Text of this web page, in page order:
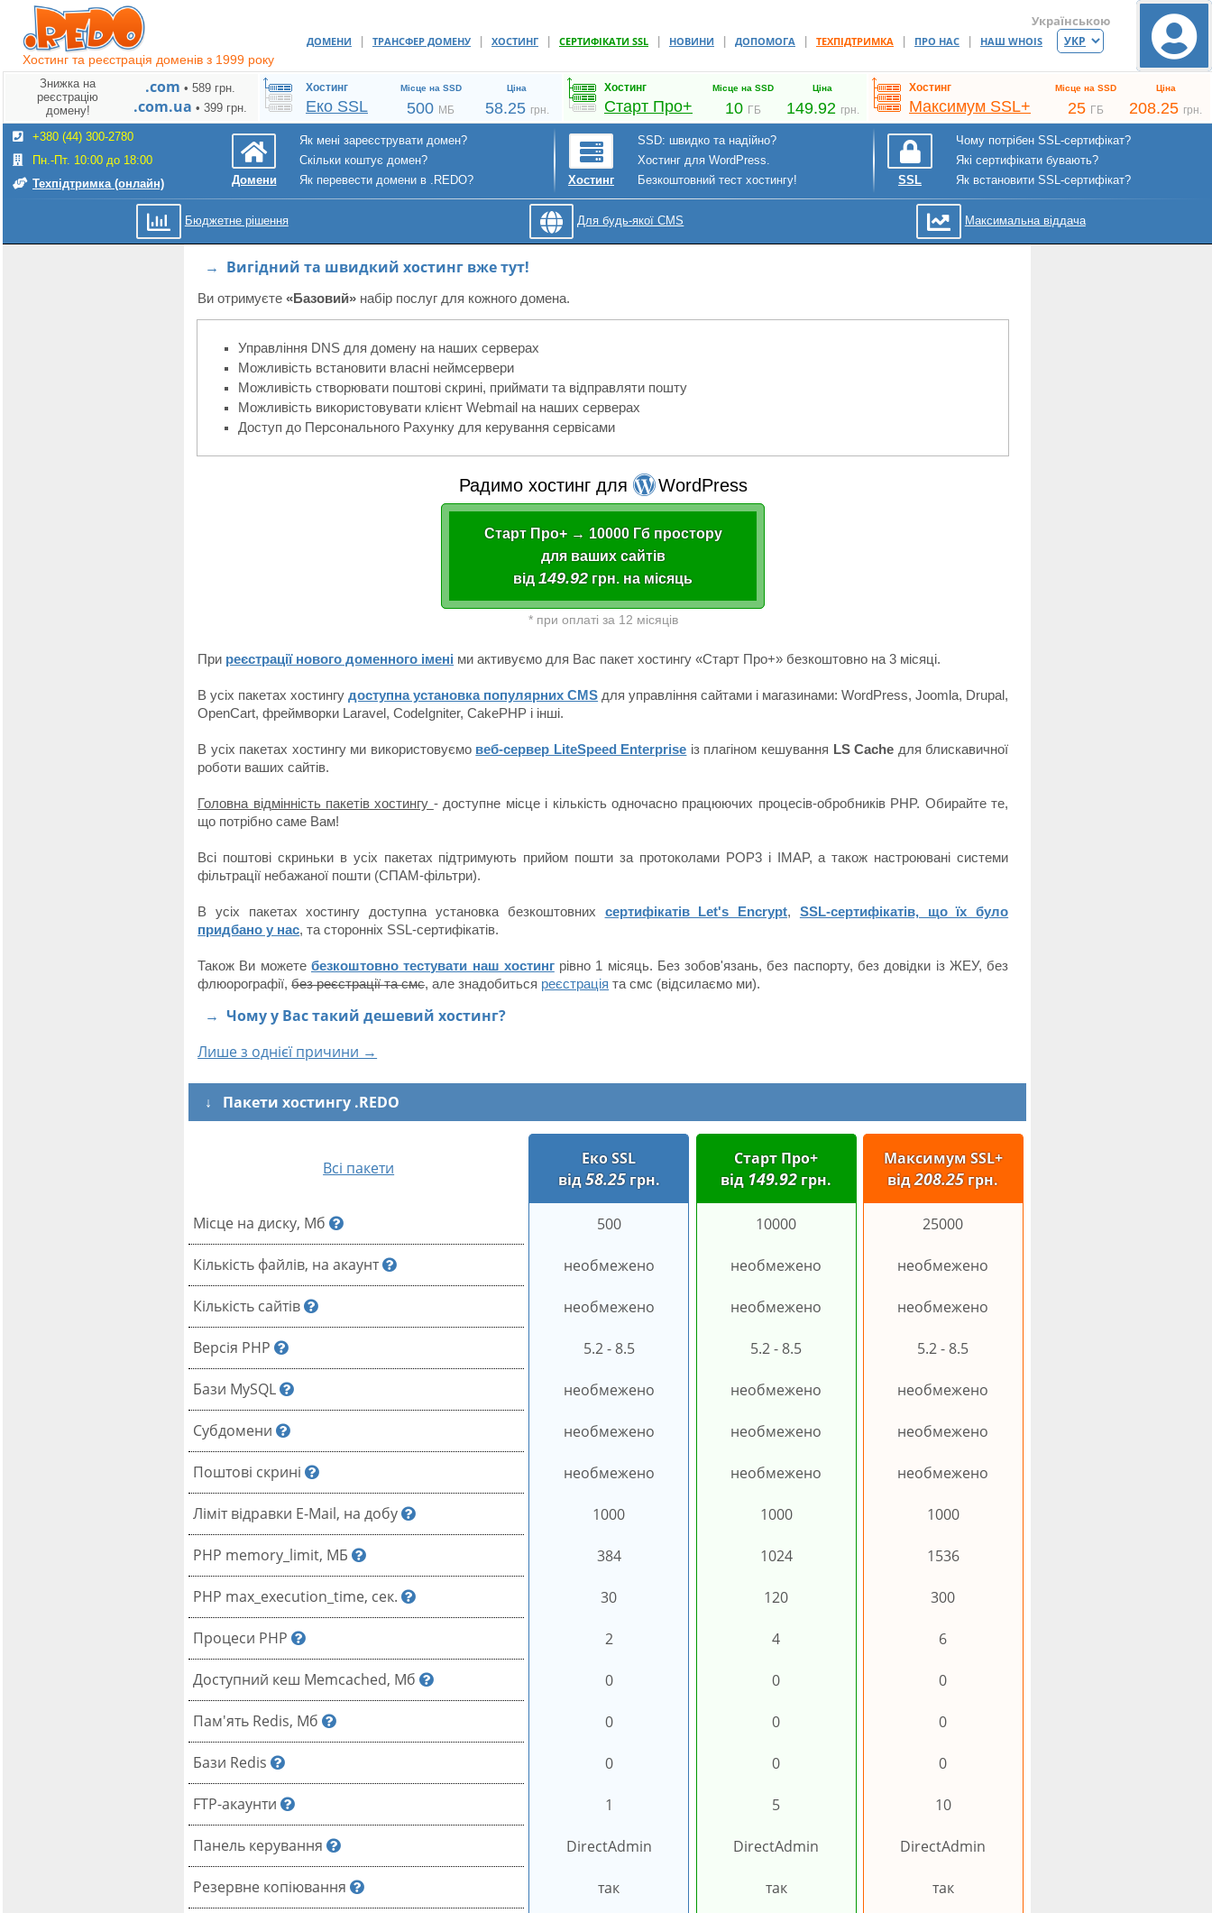
Хостинг та реєстрація доменів з 1999 року
ДОМЕНИ | ТРАНСФЕР ДОМЕНУ | ХОСТИНГ | СЕРТИФІКАТИ SSL | НОВИНИ | ДОПОМОГА | ТЕХПІДТРИМКА | ПРО НАС | НАШ WHOIS
Українською
Знижка на
реєстрацію
домену!
.com • 589 грн.
.com.ua • 399 грн.
Хостинг
Еко SSL
Місце на SSD Ціна
500 МБ 58.25 грн.
Хостинг
Старт Про+
Місце на SSD Ціна
10 ГБ 149.92 грн.
Хостинг
Максимум SSL+
Місце на SSD Ціна
25 ГБ 208.25 грн.
+380 (44) 300-2780
Пн.-Пт. 10:00 до 18:00
Техпідтримка (онлайн)
Домени
Як мені зареєструвати домен?
Скільки коштує домен?
Як перевести домени в .REDO?
Хостинг
SSD: швидко та надійно?
Хостинг для WordPress.
Безкоштовний тест хостингу!
SSL
Чому потрібен SSL-сертифікат?
Які сертифікати бувають?
Як встановити SSL-сертифікат?
Бюджетне рішення Для будь-якої CMS Максимальна віддача
→ Вигідний та швидкий хостинг вже тут!
Ви отримуєте«Базовий» набір послуг для кожного домена.
Управління DNS для домену на наших серверах
Можливість встановити власні неймсервери
Можливість створювати поштові скрині, приймати та відправляти пошту
Можливість використовувати клієнт Webmail на наших серверах
Доступ до Персонального Рахунку для керування сервісами
Радимо хостинг для WordPress
Старт Про+ → 10000 Гб простору
для ваших сайтів
від149.92грн. на місяць
* при оплаті за 12 місяців
При реєстрації нового доменного імені ми активуємо для Вас пакет хостингу «Старт Про+» безкоштовно на 3 місяці.
В усіх пакетах хостингудоступна установка популярних CMS для управління сайтами і магазинами: WordPress, Joomla, Drupal,
OpenCart, фреймворки Laravel, CodeIgniter, CakePHP і інші.
В усіх пакетах хостингу ми використовуємо веб-сервер LiteSpeed Enterprise із плагіном кешування LS Cache для блискавичної
роботи ваших сайтів.
Головна відмінність пакетів хостингу - доступне місце і кількість одночасно працюючих процесів-обробників PHP. Обирайте те,
що потрібно саме Вам!
Всі поштові скриньки в усіх пакетах підтримують прийом пошти за протоколами POP3 і IMAP, а також настроювані системи
фільтрації небажаної пошти (СПАМ-фільтри).
В усіх пакетах хостингу доступна установка безкоштовних сертифікатів Let's Encrypt, SSL-сертифікатів, що їх було
придбано у нас, та сторонніх SSL-сертифікатів.
Також Ви можете безкоштовно тестувати наш хостингрівно 1 місяць. Без зобов'язань, без паспорту, без довідки із ЖЕУ, без
флюорографії,без реєстрації та смс, але знадобиться реєстрація та смс (відсилаємо ми).
→Чому у Вас такий дешевий хостинг?
Лише з однієї причини →
↓ Пакети хостингу .REDO
Всі пакети
Еко SSL
від58.25грн.
Старт Про+
від 149.92грн.
Максимум SSL+
від208.25грн.
Місце на диску, Мб 500 10000 25000
Кількість файлів, на акаунт необмежено необмежено необмежено
Кількість сайтів необмежено необмежено необмежено
Версія РНР 5.2 - 8.5 5.2 - 8.5 5.2 - 8.5
Бази MySQL необмежено необмежено необмежено
Субдомени необмежено необмежено необмежено
Поштові скрині необмежено необмежено необмежено
Ліміт відравки E-Mail, на добу 1000 1000 1000
PHP memory_limit, МБ 384 1024 1536
PHP max_execution_time, сек. 30 120 300
Процеси РНР 2 4 6
Доступний кеш Memcached, Мб 0 0 0
Пам'ять Redis, Мб 0 0 0
Бази Redis 0 0 0
FTP-акаунти 1 5 10
Панель керування DirectAdmin DirectAdmin DirectAdmin
Резервне копіювання так так так